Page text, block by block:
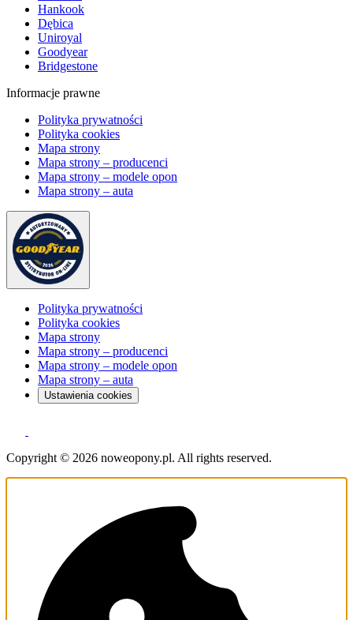
Hankook
Dębica
Uniroyal
Goodyear
Bridgestone
Informacje prawne
Polityka prywatności
Polityka cookies
Mapa strony
Mapa strony – producenci
Mapa strony – modele opon
Mapa strony – auta
Polityka prywatności
Polityka cookies
Mapa strony
Mapa strony – producenci
Mapa strony – modele opon
Mapa strony – auta
Ustawienia cookies
Copyright © 2026 noweopony.pl. All rights reserved.